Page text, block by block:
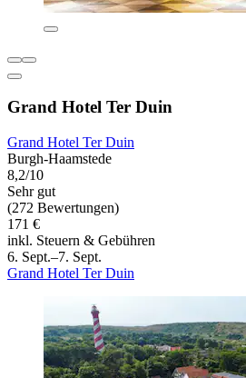
Grand Hotel Ter Duin
Grand Hotel Ter Duin
Burgh-Haamstede
8,2/10
Sehr gut
(272 Bewertungen)
171 €
inkl. Steuern & Gebühren
6. Sept.–7. Sept.
Grand Hotel Ter Duin